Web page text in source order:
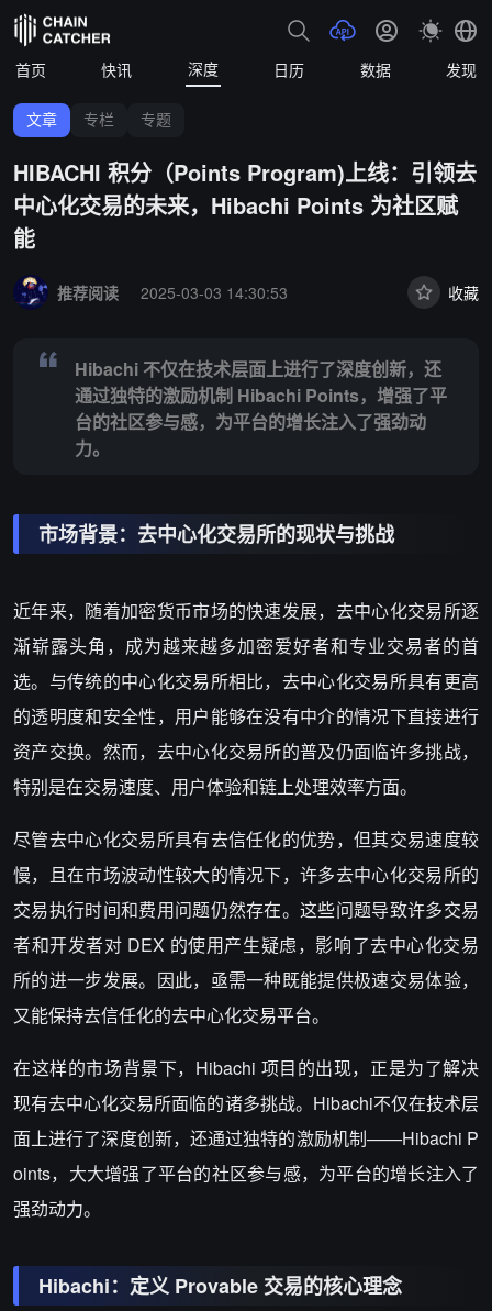
首页 快讯 深度 日历 数据 发现
文章 专栏 专题
HIBACHI 积分（Points Program)上线：引领去
中心化交易的未来，Hibachi Points 为社区赋
能
推荐阅读
2025-03-03 14:30:53 收藏
Hibachi 不仅在技术层面上进行了深度创新，还
通过独特的激励机制 Hibachi Points，增强了平
台的社区参与感，为平台的增长注入了强劲动
力。
市场背景：去中心化交易所的现状与挑战
近年来，随着加密货币市场的快速发展，去中心化交易所逐
渐崭露头角，成为越来越多加密爱好者和专业交易者的首
选。与传统的中心化交易所相比，去中心化交易所具有更高
的透明度和安全性，用户能够在没有中介的情况下直接进行
资产交换。然而，去中心化交易所的普及仍面临许多挑战，
特别是在交易速度、用户体验和链上处理效率方面。
尽管去中心化交易所具有去信任化的优势，但其交易速度较
慢，且在市场波动性较大的情况下，许多去中心化交易所的
交易执行时间和费用问题仍然存在。这些问题导致许多交易
者和开发者对 DEX 的使用产生疑虑，影响了去中心化交易
所的进一步发展。因此，亟需一种既能提供极速交易体验，
又能保持去信任化的去中心化交易平台。
在这样的市场背景下，Hibachi 项目的出现，正是为了解决
现有去中心化交易所面临的诸多挑战。Hibachi不仅在技术层
面上进行了深度创新，还通过独特的激励机制——Hibachi P
oints，大大增强了平台的社区参与感，为平台的增长注入了
强劲动力。
Hibachi：定义 Provable 交易的核心理念